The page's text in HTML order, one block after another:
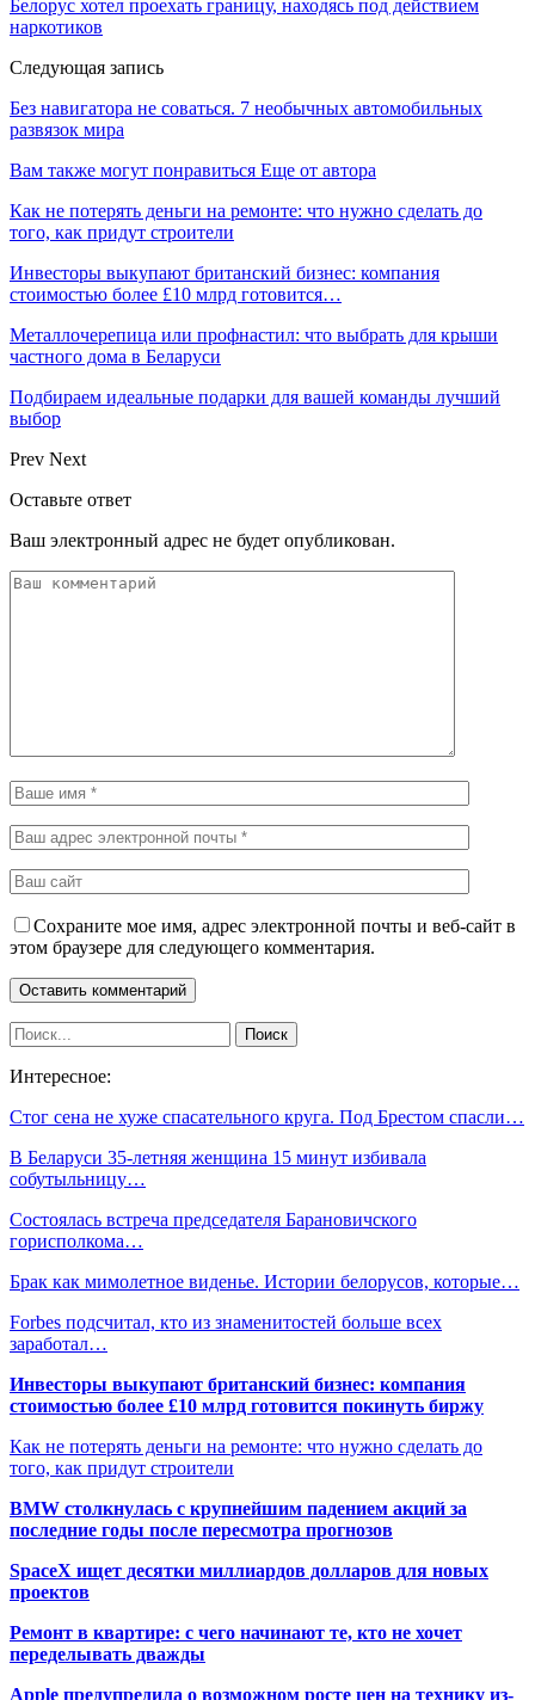
Белорус хотел проехать границу, находясь под действием
наркотиков
Следующая запись
Без навигатора не соваться. 7 необычных автомобильных
развязок мира
Вам также могут понравиться Еще от автора
Как не потерять деньги на ремонте: что нужно сделать до
того, как придут строители
Инвесторы выкупают британский бизнес: компания
стоимостью более £10 млрд готовится…
Металлочерепица или профнастил: что выбрать для крыши
частного дома в Беларуси
Подбираем идеальные подарки для вашей команды лучший
выбор
Prev Next
Оставьте ответ
Ваш электронный адрес не будет опубликован.
Сохраните мое имя, адрес электронной почты и веб-сайт в
этом браузере для следующего комментария.
Интересное:
Стог сена не хуже спасательного круга. Под Брестом спасли…
В Беларуси 35-летняя женщина 15 минут избивала
собутыльницу…
Состоялась встреча председателя Барановичского
горисполкома…
Брак как мимолетное виденье. Истории белорусов, которые…
Forbes подсчитал, кто из знаменитостей больше всех
заработал…
Инвесторы выкупают британский бизнес: компания
стоимостью более £10 млрд готовится покинуть биржу
Как не потерять деньги на ремонте: что нужно сделать до
того, как придут строители
BMW столкнулась с крупнейшим падением акций за
последние годы после пересмотра прогнозов
SpaceX ищет десятки миллиардов долларов для новых
проектов
Ремонт в квартире: с чего начинают те, кто не хочет
переделывать дважды
Apple предупредила о возможном росте цен на технику из-